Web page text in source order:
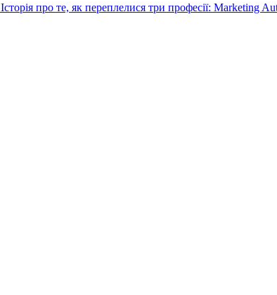
Історія про те, як переплелися три професії: Marketing